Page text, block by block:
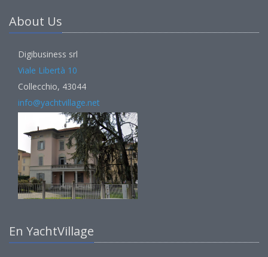
About Us
Digibusiness srl
Viale Libertà 10
Collecchio, 43044
info@yachtvillage.net
En YachtVillage